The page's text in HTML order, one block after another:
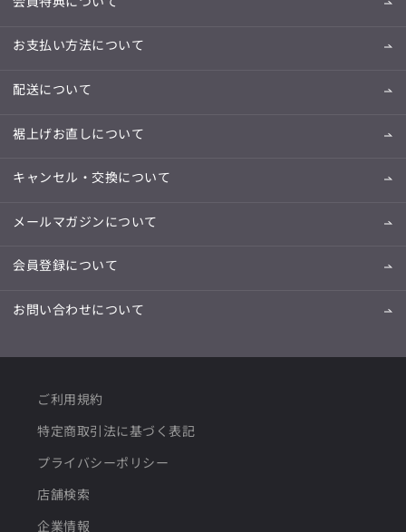
お支払い方法について
配送について
裾上げお直しについて
キャンセル・交換について
メールマガジンについて
会員登録について
お問い合わせについて
ご利用規約
特定商取引法に基づく表記
プライバシーポリシー
店舗検索
企業情報